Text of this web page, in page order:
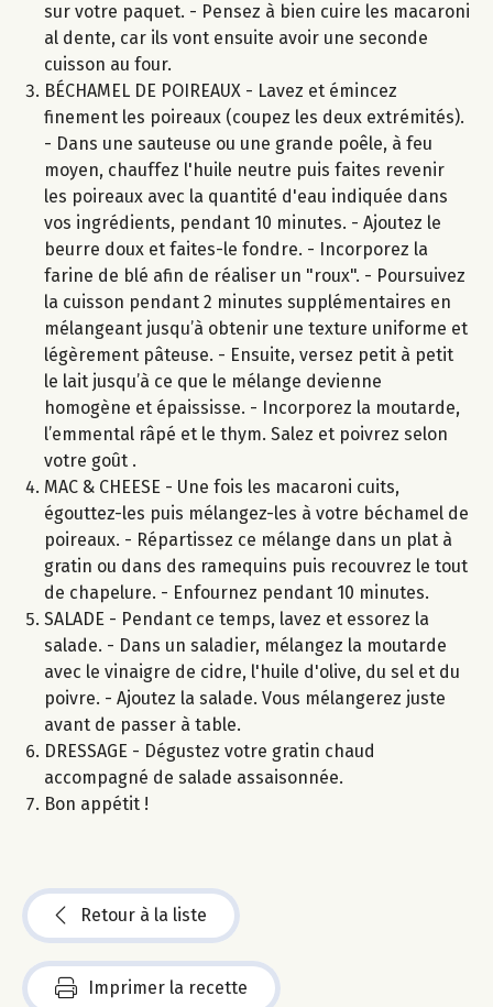
sur votre paquet. - Pensez à bien cuire les macaroni
al dente, car ils vont ensuite avoir une seconde
cuisson au four.
BÉCHAMEL DE POIREAUX - Lavez et émincez
finement les poireaux (coupez les deux extrémités).
- Dans une sauteuse ou une grande poêle, à feu
moyen, chauffez l'huile neutre puis faites revenir
les poireaux avec la quantité d'eau indiquée dans
vos ingrédients, pendant 10 minutes. - Ajoutez le
beurre doux et faites-le fondre. - Incorporez la
farine de blé afin de réaliser un "roux". - Poursuivez
la cuisson pendant 2 minutes supplémentaires en
mélangeant jusqu’à obtenir une texture uniforme et
légèrement pâteuse. - Ensuite, versez petit à petit
le lait jusqu’à ce que le mélange devienne
homogène et épaississe. - Incorporez la moutarde,
l’emmental râpé et le thym. Salez et poivrez selon
votre goût .
MAC & CHEESE - Une fois les macaroni cuits,
égouttez-les puis mélangez-les à votre béchamel de
poireaux. - Répartissez ce mélange dans un plat à
gratin ou dans des ramequins puis recouvrez le tout
de chapelure. - Enfournez pendant 10 minutes.
SALADE - Pendant ce temps, lavez et essorez la
salade. - Dans un saladier, mélangez la moutarde
avec le vinaigre de cidre, l'huile d'olive, du sel et du
poivre. - Ajoutez la salade. Vous mélangerez juste
avant de passer à table.
DRESSAGE - Dégustez votre gratin chaud
accompagné de salade assaisonnée.
Bon appétit !
Retour à la liste
Imprimer la recette